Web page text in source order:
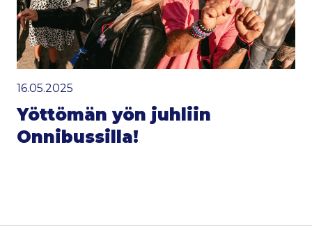
16.05.2025
Yöttömän yön juhliin
Onnibussilla!